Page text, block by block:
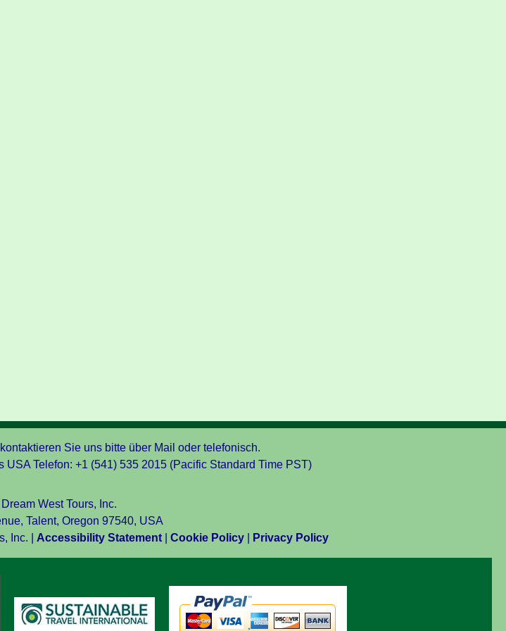
Sie uns bitte über Mail oder telefonisch.
USA Telefon: +1 (541) 535 2015 (Pacific Standard Time PST)
West Tours, Inc.
Talent, Oregon 97540, USA
Inc. | Accessibility Statement |Cookie Policy Privacy Policy